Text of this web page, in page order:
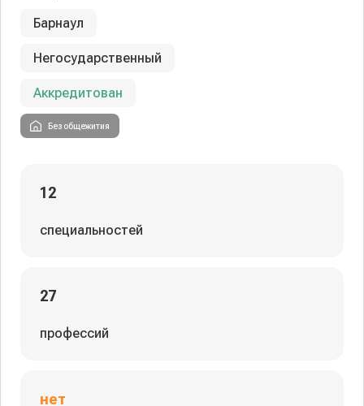
Барнаул
Негосударственный
Аккредитован
Без общежития
12
специальностей
27
профессий
нет